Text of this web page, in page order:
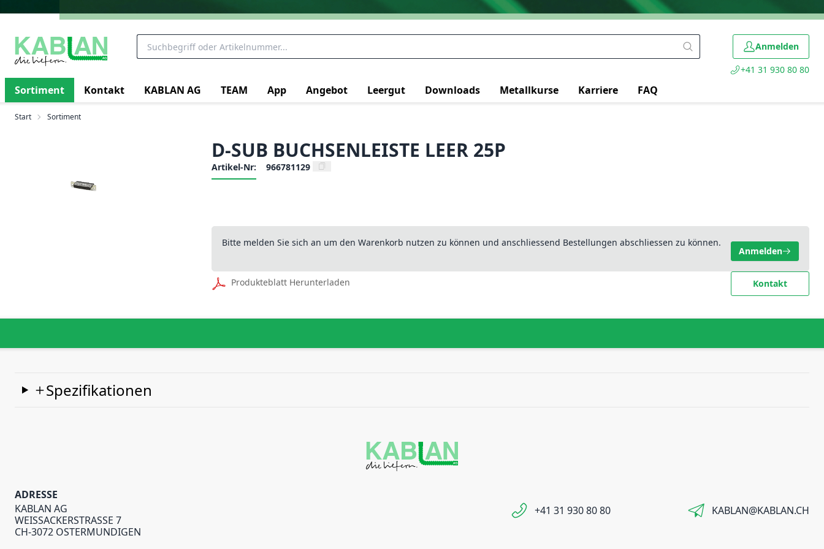
Anmelden
+41 31 930 80 80
Sortiment Kontakt KABLAN AG TEAM App Angebot Leergut Downloads Metallkurse Karriere FAQ
Start Sortiment
D-SUB BUCHSENLEISTE LEER 25P
Artikel-Nr: 966781129
Bitte melden Sie sich an um den Warenkorb nutzen zu können und anschliessend Bestellungen abschliessen zu können.
Anmelden
Produkteblatt Herunterladen Kontakt
Spezifikationen
ADRESSE
KABLAN AG
WEISSACKERSTRASSE 7
CH-3072 OSTERMUNDIGEN
+41 31 930 80 80 KABLAN@KABLAN.CH